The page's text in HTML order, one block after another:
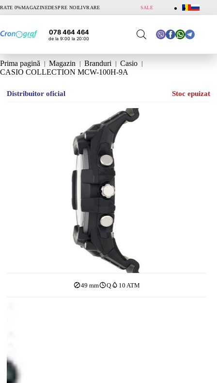
RATE 0%MAGAZINEDESPRE NOILIVRARE SALE
078 464 464
de la 9:00 la 20:00
Prima pagină Magazin Branduri
Casio
CASIO COLLECTION MCW-100H-9A
Distribuitor oficial Stoc epuizat
49 mm Q 10 ATM